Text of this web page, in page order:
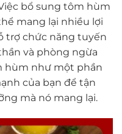
bổ sung tôm hùm
mang lại nhiều lợi
trợ chức năng tuyến
và phòng ngừa
hùm như một phần
của bạn để tận
mà nó mang lại.